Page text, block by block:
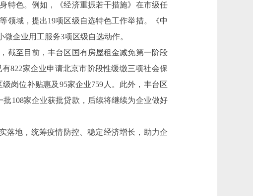
色。例如，《经济重振若干措施》在市级任
领域，提出19项区级自选特色工作举措。《中
企业用工服务3项区级自选动作。
至目前，丰台区国有房屋租金减免第一阶段
822家企业申请北京市阶段性缓缴三项社会保
岗位补贴惠及95家企业759人。此外，丰台区
108家企业获批贷款，后续将继续为企业做好
地，统筹疫情防控、稳定经济增长，助力企